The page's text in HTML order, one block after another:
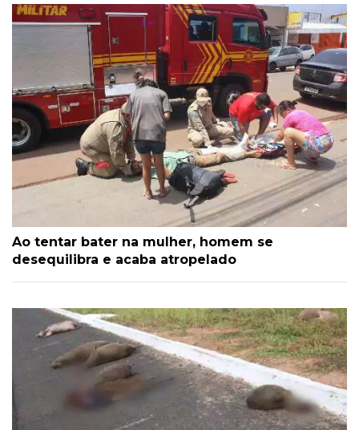
Ao tentar bater na mulher, homem se
desequilibra e acaba atropelado